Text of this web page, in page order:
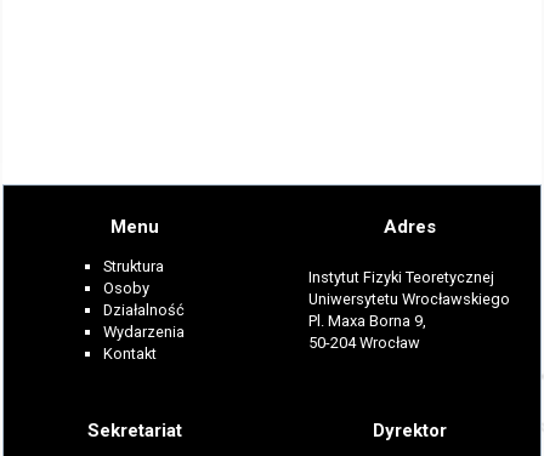
Menu
Struktura
Osoby
Działalność
Wydarzenia
Kontakt
Adres
Instytut Fizyki Teoretycznej
Uniwersytetu Wrocławskiego
Pl. Maxa Borna 9,
50-204 Wrocław
Sekretariat Dyrektor